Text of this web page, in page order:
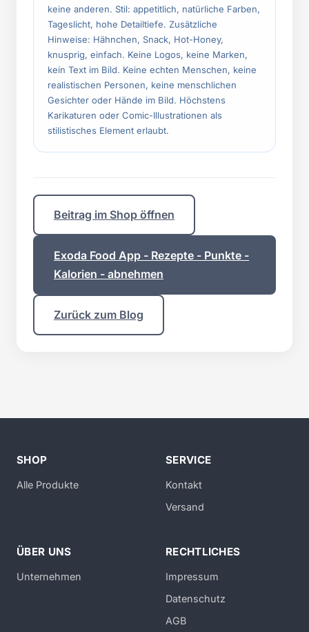
keine anderen. Stil: appetitlich, natürliche Farben,
Tageslicht, hohe Detailtiefe. Zusätzliche
Hinweise: Hähnchen, Snack, Hot-Honey,
knusprig, einfach. Keine Logos, keine Marken,
kein Text im Bild. Keine echten Menschen, keine
realistischen Personen, keine menschlichen
Gesichter oder Hände im Bild. Höchstens
Karikaturen oder Comic-Illustrationen als
stilistisches Element erlaubt.
Beitrag im Shop öffnen
Exoda Food App - Rezepte - Punkte -
Kalorien - abnehmen
Zurück zum Blog
SHOP
Alle Produkte
SERVICE
Kontakt
Versand
ÜBER UNS
Unternehmen
RECHTLICHES
Impressum
Datenschutz
AGB